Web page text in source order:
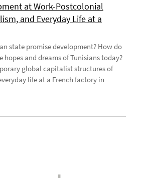
at Work-Postcolonial
and Everyday Life at a
state promise development? How do
hopes and dreams of Tunisians today?
global capitalist structures of
life at a French factory in